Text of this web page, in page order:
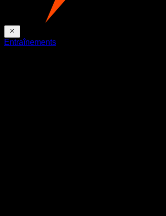
Entraînements